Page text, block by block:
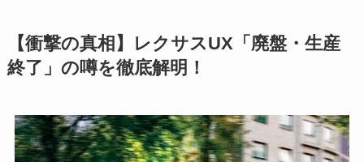
【衝撃の真相】レクサスUX「廃盤・生産
終了」の噂を徹底解明！